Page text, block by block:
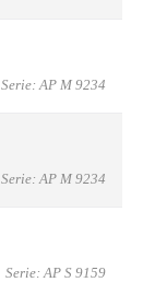
Serie: AP M 9234
Serie: AP M 9234
Serie: AP S 9159